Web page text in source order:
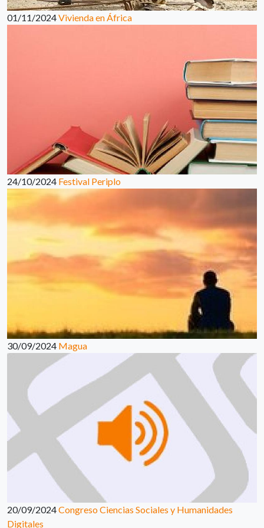
01/11/2024Vivienda en África
24/10/2024 Festival Periplo
30/09/2024 Magua
20/09/2024Congreso Ciencias Sociales y Humanidades
Digitales